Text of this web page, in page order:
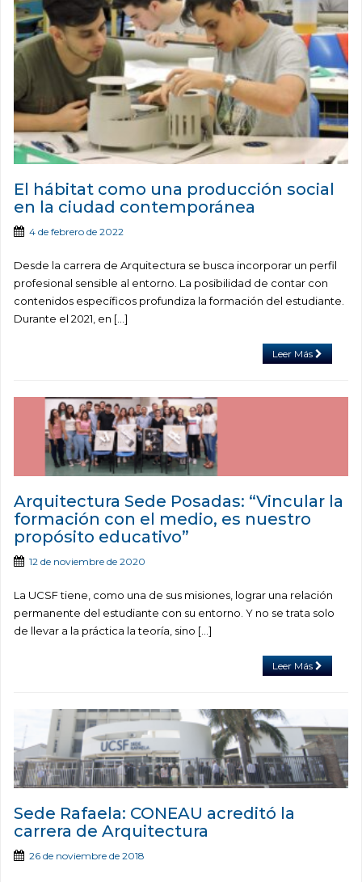
El hábitat como una producción social
en la ciudad contemporánea
4 de febrero de 2022
Desde la carrera de Arquitectura se busca incorporar un perfil
profesional sensible al entorno. La posibilidad de contar con
contenidos específicos profundiza la formación del estudiante.
Durante el 2021, en […]
Leer Más
Arquitectura Sede Posadas: “Vincular la
formación con el medio, es nuestro
propósito educativo”
12 de noviembre de 2020
La UCSF tiene, como una de sus misiones, lograr una relación
permanente del estudiante con su entorno. Y no se trata solo
de llevar a la práctica la teoría, sino […]
Leer Más
Sede Rafaela: CONEAU acreditó la
carrera de Arquitectura
26 de noviembre de 2018